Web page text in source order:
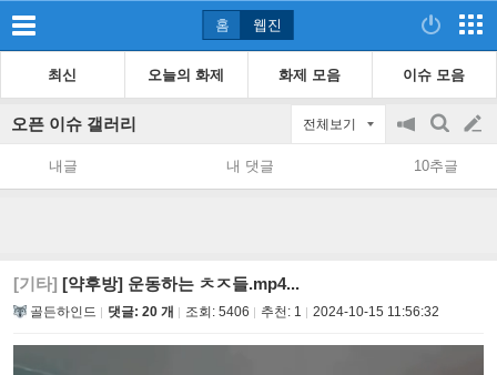
홈 웹진
최신 오늘의 화제 화제 모음 이슈 모음
오픈 이슈 갤러리 전체보기
공
지
on/off
검
색
글
쓰
내글 내 댓글 10추글
[기타] [약후방] 운동하는 ㅊㅈ들.mp4...
골든하인드 댓글: 20 개 조회: 5406 추천: 1 2024-10-15 11:56:32